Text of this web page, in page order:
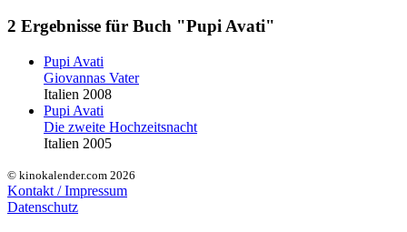
2 Ergebnisse für Buch "Pupi Avati"
Pupi Avati
Giovannas Vater
Italien 2008
Pupi Avati
Die zweite Hochzeitsnacht
Italien 2005
© kinokalender.com 2026
Kontakt / Impressum
Datenschutz